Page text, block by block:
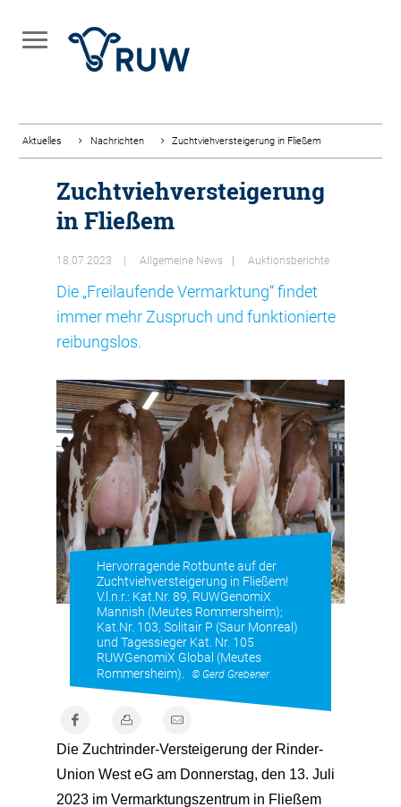
Aktuelles Nachrichten Zuchtviehversteigerung in Fließem
Zuchtviehversteigerung
in Fließem
18.07.2023 Allgemeine News Auktionsberichte
Die „Freilaufende Vermarktung“ findet
immer mehr Zuspruch und funktionierte
reibungslos.
Hervorragende Rotbunte auf der
Zuchtviehversteigerung in Fließem!
V.l.n.r.: Kat.Nr. 89, RUWGenomiX
Mannish (Meutes Rommersheim);
Kat.Nr. 103, Solitair P (Saur Monreal)
und Tagessieger Kat. Nr. 105
RUWGenomiX Global (Meutes
Rommersheim).
© Gerd Grebener
Die Zuchtrinder-Versteigerung der Rinder-
Union West eG am Donnerstag, den 13. Juli
2023 im Vermarktungszentrum in Fließem